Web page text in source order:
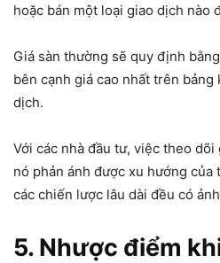
hoặc bán một loại giao dịch nào
Giá sàn thường sẽ quy định
bên cạnh giá cao nhất trên bảng
dịch.
Với các nhà đầu tư, việc theo
nó phản ánh được xu hướng
các chiến lược lâu dài đều có
5. Nhược điểm